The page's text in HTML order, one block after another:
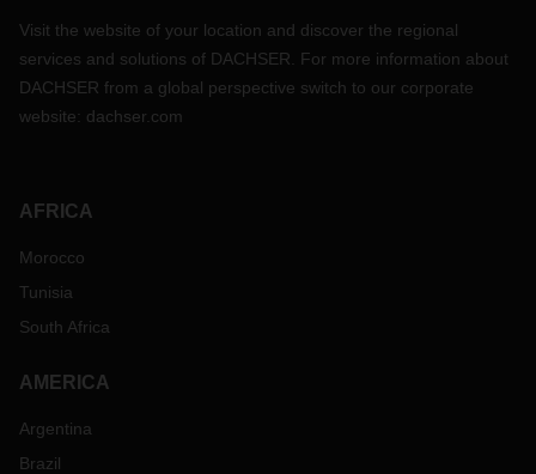
Visit the website of your location and discover the regional
services and solutions of DACHSER. For more information about
DACHSER from a global perspective switch to our corporate
website: dachser.com
AFRICA
Morocco
Tunisia
South Africa
AMERICA
Argentina
Brazil